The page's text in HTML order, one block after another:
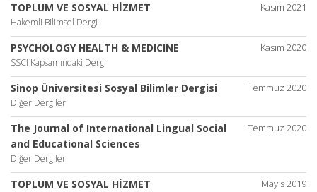
Kasım 2021
TOPLUM VE SOSYAL HİZMET
Hakemli Bilimsel Dergi
Kasım 2020
PSYCHOLOGY HEALTH & MEDICINE
SSCI Kapsamındaki Dergi
Temmuz 2020
Sinop Üniversitesi Sosyal Bilimler Dergisi
Diğer Dergiler
Temmuz 2020
The Journal of International Lingual Social
and Educational Sciences
Diğer Dergiler
Mayıs 2019
TOPLUM VE SOSYAL HİZMET